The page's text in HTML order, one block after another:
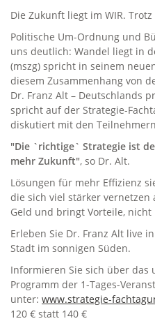
Die Zukunft liegt im WIR.
Politische Um-Ordnung und
uns deutlich: Wandel liegt in
(mszg) spricht in seinem
diesem Zusammenhang von
Dr. Franz Alt – Deutschlands
spricht auf der Strategie-
diskutiert mit den
"Die `richtige` Strategie ist
mehr Zukunft", so Dr. Alt.
Lösungen für mehr Effizienz
die sich viel stärker
Geld und bringt Vorteile,
Erleben Sie Dr. Franz Alt live
Stadt im sonnigen Süden.
Informieren Sie sich über das
Programm der 1-Tages-
unter: www.strategie-
120 € statt 140 €